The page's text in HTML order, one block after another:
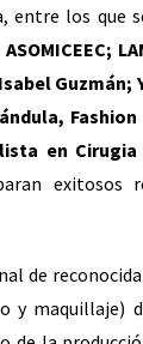
entre los que
Guzmán;
Fashion
en
exitosos
de
y maquillaje)